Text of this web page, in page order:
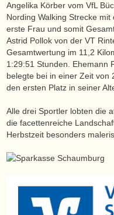
Angelika Körber vom VfL
Nording Walking Strecke
erste Frau und somit
Astrid Pollok von der VT
Gesamtwertung im 11,2
1:29:51 Stunden. Ehemann
belegte bei in einer Zeit von
den ersten Platz in seiner
Alle drei Sportler lobten die
die facettenreiche
Herbstzeit besonders